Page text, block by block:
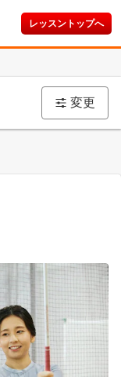
レッスントップへ
変更